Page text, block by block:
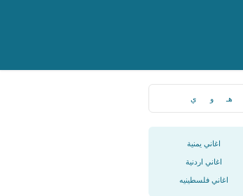
هـ و ي
اغاني يمنية
اغاني اردنية
اغاني فلسطينيه